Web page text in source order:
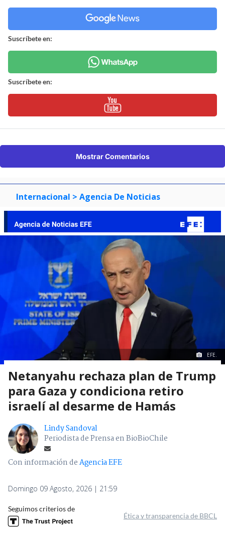
Suscríbete en:
Suscríbete en:
Mostrar Comentarios
Internacional > Agencia De Noticias
EFE.
Netanyahu rechaza plan de Trump
para Gaza y condiciona retiro
israelí al desarme de Hamás
Lindy Sandoval
Periodista de Prensa en BioBioChile
Con información deAgencia EFE
Domingo 09 Agosto, 2026 | 21:59
Seguimos criterios de
Ética y transparencia de BBCL